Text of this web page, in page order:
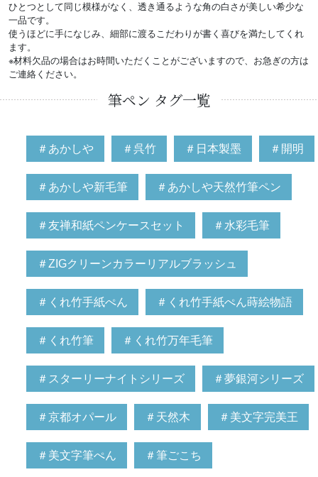
ひとつとして同じ模様がなく、透き通るような角の白さが美しい希少な
一品です。
使うほどに手になじみ、細部に渡るこだわりが書く喜びを満たしてくれ
ます。
※材料欠品の場合はお時間いただくことがございますので、お急ぎの方は
ご連絡ください。
筆ペン タグ一覧
＃あかしや ＃呉竹 ＃日本製墨 ＃開明
＃あかしや新毛筆 ＃あかしや天然竹筆ペン
＃友禅和紙ペンケースセット ＃水彩毛筆
＃ZIGクリーンカラーリアルブラッシュ
＃くれ竹手紙ぺん ＃くれ竹手紙ぺん蒔絵物語
＃くれ竹筆 ＃くれ竹万年毛筆
＃スターリーナイトシリーズ ＃夢銀河シリーズ
＃京都オパール ＃天然木 ＃美文字完美王
＃美文字筆ぺん ＃筆ごこち